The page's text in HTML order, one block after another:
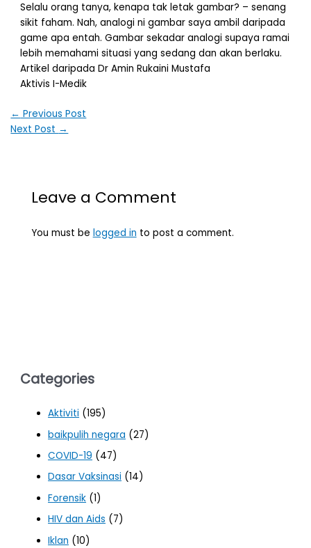
Selalu orang tanya, kenapa tak letak gambar? – senang
sikit faham. Nah, analogi ni gambar saya ambil daripada
game apa entah. Gambar sekadar analogi supaya ramai
lebih memahami situasi yang sedang dan akan berlaku.
Artikel daripada Dr Amin Rukaini Mustafa
Aktivis I-Medik
← Previous Post
Next Post →
Leave a Comment
You must be logged in to post a comment.
Categories
Aktiviti (195)
baikpulih negara (27)
COVID-19 (47)
Dasar Vaksinasi (14)
Forensik (1)
HIV dan Aids (7)
Iklan (10)